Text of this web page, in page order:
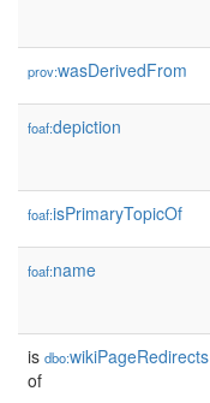
prov:wasDerivedFrom
foaf:depiction
foaf:isPrimaryTopicOf
foaf:name
is dbo:wikiPageRedirects
of